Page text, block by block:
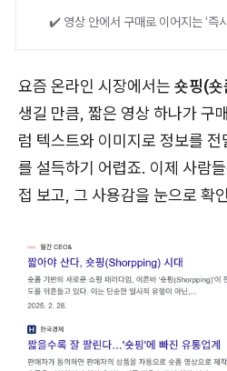
✔️ 영상 안에서 구매로 이어지는 ‘즉
요즘 온라인 시장에서는 숏핑(
생길 만큼, 짧은 영상 하나가 구
럼 텍스트와 이미지로 정보를
를 설득하기 어렵죠. 이제 사람
접 보고, 그 사용감을 눈으로 확